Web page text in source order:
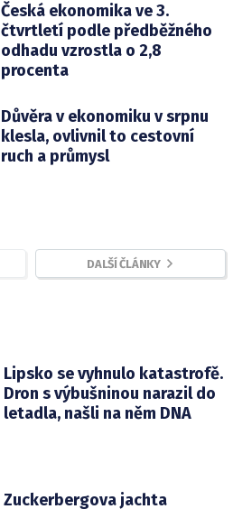
Česká ekonomika ve 3.
čtvrtletí podle předběžného
odhadu vzrostla o 2,8
procenta
Důvěra v ekonomiku v srpnu
klesla, ovlivnil to cestovní
ruch a průmysl
DALŠÍ ČLÁNKY
Lipsko se vyhnulo katastrofě.
Dron s výbušninou narazil do
letadla, našli na něm DNA
Zuckerbergova jachta